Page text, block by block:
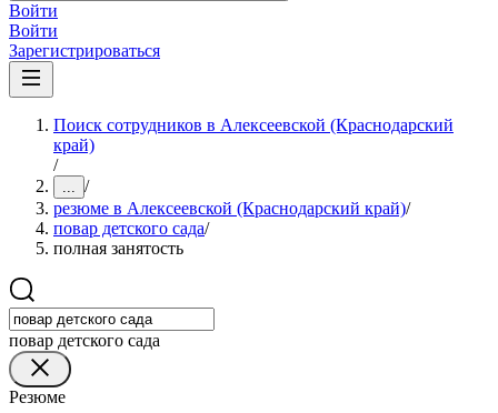
Войти
Войти
Зарегистрироваться
Поиск сотрудников в Алексеевской (Краснодарский
край)
/
... /
резюме в Алексеевской (Краснодарский край)/
повар детского сада/
полная занятость
повар детского сада
Резюме